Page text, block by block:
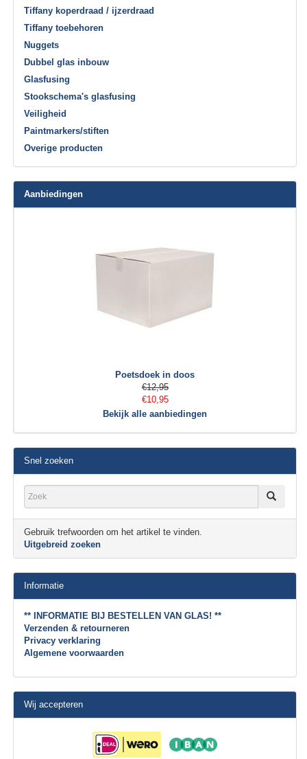
Tiffany koperdraad / ijzerdraad
Tiffany toebehoren
Nuggets
Dubbel glas inbouw
Glasfusing
Stookschema's glasfusing
Veiligheid
Paintmarkers/stiften
Overige producten
Aanbiedingen
Poetsdoek in doos
€12,95
€10,95
Bekijk alle aanbiedingen
Snel zoeken
Gebruik trefwoorden om het artikel te vinden.
Uitgebreid zoeken
Informatie
** INFORMATIE BIJ BESTELLEN VAN GLAS! **
Verzenden & retourneren
Privacy verklaring
Algemene voorwaarden
Wij accepteren